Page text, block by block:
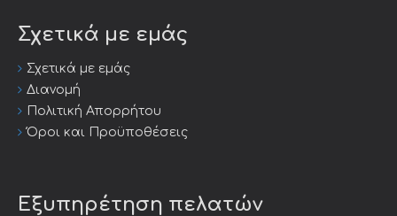
Σχετικά με εμάς
Σχετικά με εμάς
Διανομή
Πολιτική Απορρήτου
Όροι και Προϋποθέσεις
Εξυπηρέτηση πελατών